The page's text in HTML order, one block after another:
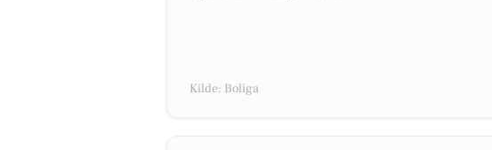
Kilde: Boliga